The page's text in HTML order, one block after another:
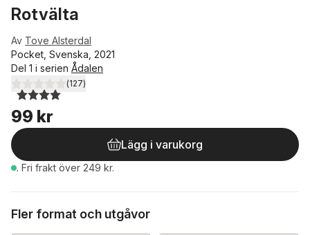
Rotvälta
Av Tove Alsterdal
Pocket, Svenska, 2021
Del 1 i serien Ådalen
4,0utav 5 stjärnor. Totalt antal röster:
(127)
99 kr
Lägg i varukorg
. Fri frakt över 249 kr.
Fler format och utgåvor